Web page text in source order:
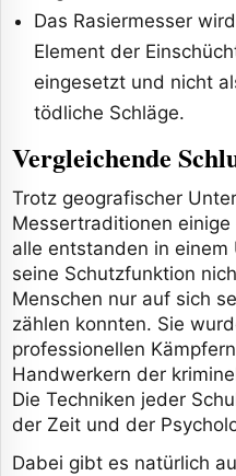
Das Rasiermesser
Element der
eingesetzt und nicht
tödliche Schläge.
Vergleichende
Trotz geografischer
Messertraditionen einige
alle entstanden in
seine Schutzfunktion
Menschen nur auf sich
zählen konnten. Sie
professionellen
Handwerkern der
Die Techniken jeder
der Zeit und der
Dabei gibt es natürlich